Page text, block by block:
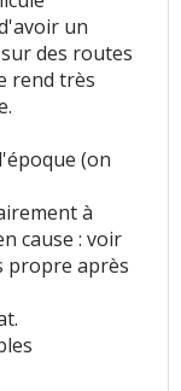
3n'aiment
pas
un
des routes
rend très
(on
à
cause : voir
propre après